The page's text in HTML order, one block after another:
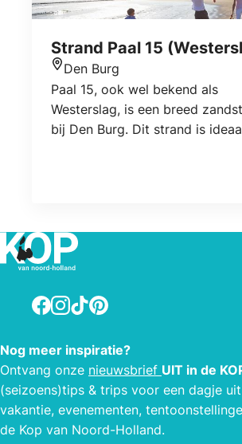
Strand Paal 15
Locatie
Den Burg
Paal 15, ook wel bekend als
Westerslag, is een breed
bij Den Burg. Dit strand is
Facebook
Instagram
TikTokPinterest
Nog meer inspiratie?
Ontvang onze nieuwsbrief UIT in de
(seizoens)tips & trips voor een dagje
vakantie, evenementen,
de Kop van Noord-Holland.